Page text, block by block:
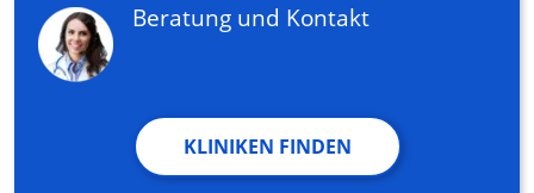
Beratung und Kontakt
KLINIKEN FINDEN